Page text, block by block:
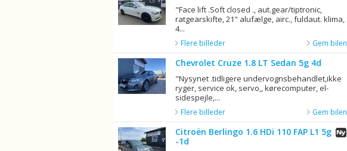
"Face lift .Soft closed ., aut.gear/tiptronic,
ratgearskifte, 21" alufælge, airc., fuldaut. klima,
4...
Gem bilen
Flere billeder
Chevrolet Cruze 1.8 LT Sedan 5g 4d
"Nysynet .tidligere undervognsbehandlet,ikke
ryger, service ok, servo,, kørecomputer, el-
sidespejle,...
Gem bilen
Flere billeder
Citroën Berlingo 1.6 HDi 110 FAP L1 5g
-1d